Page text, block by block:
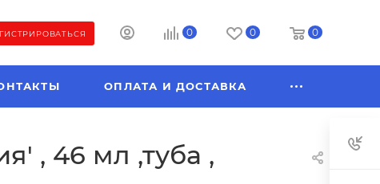
0 0 0
ОПЛАТА И ДОСТАВКА
, 46 мл ,туба ,